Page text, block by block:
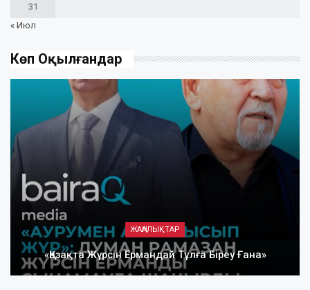
31
« Июл
Көп Оқылғандар
ЖАҢАЛЫҚТАР
«Қазақта Жүрсін Ермандай Тұлға Біреу Ғана»